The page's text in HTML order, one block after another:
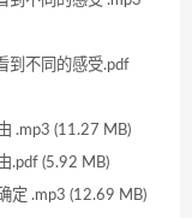
到不同的感受.pdf
.mp3 (11.27 MB)
.pdf (5.92 MB)
定 .mp3 (12.69 MB)